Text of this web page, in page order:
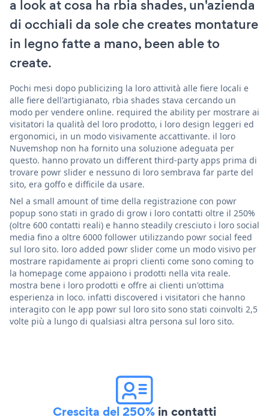
a look at cosa ha rbia shades, un'azienda
di occhiali da sole che creates montature
in legno fatte a mano, been able to
create.
Pochi mesi dopo publicizing la loro attività alle fiere locali e
alle fiere dell'artigianato, rbia shades stava cercando un
modo per vendere online. required the ability per mostrare ai
visitatori la qualità del loro prodotto, i loro design leggeri ed
ergonomici, in un modo visivamente accattivante. il loro
Nuvemshop non ha fornito una soluzione adeguata per
questo. hanno provato un different third-party apps prima di
trovare powr slider e nessuno di loro sembrava far parte del
sito, era goffo e difficile da usare.
Nel a small amount of time della registrazione con powr
popup sono stati in grado di grow i loro contatti oltre il 250%
(oltre 600 contatti reali) e hanno steadily cresciuto i loro social
media fino a oltre 6000 follower utilizzando powr social feed
sul loro sito. loro added powr slider come un modo visivo per
mostrare rapidamente ai propri clienti come sono coming to
la homepage come appaiono i prodotti nella vita reale.
mostra bene i loro prodotti e offre ai clienti un'ottima
esperienza in loco. infatti discovered i visitatori che hanno
interagito con le app powr sul loro sito sono stati coinvolti 2,5
volte più a lungo di qualsiasi altra persona sul loro sito.
Crescita del 250% in contatti